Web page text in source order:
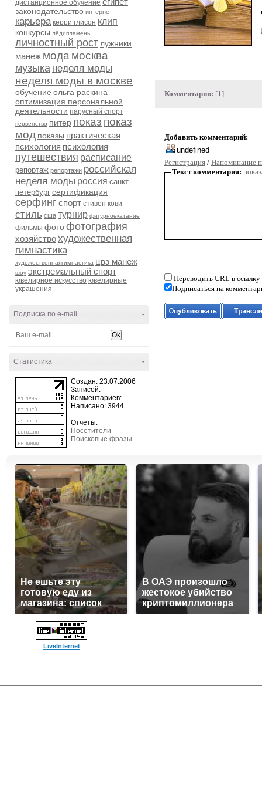
дистанционное обучение
законодательство интернет
карьера керри глисон клип
конкурсы лёдипламень
личностный рост лужники
манеж мода москва
музыка неделя моды
неделя моды в москве
обучение ольга раскина
оптимизация персональной
деятельности парусный спорт
первенство питер показ показ
мод показы практическая
психология психология
путешествия расписание
репортаж репортажи российская
неделя моды россия санкт-
петербург сертификация
серфинг спорт стивен кови
стиль сша турнир фигурноекатание
фильмы фотофотография
хозяйствохудожественная
гимнастика
художественнаягимнастика цвз манеж
шоу экстремальный спорт
ювелирное искусство ювелирные
украшения
-
Подписка по e-mail
-
Статистика
Создан: 23.07.2006
Записей:
Комментариев:
Написано: 3944
Отчеты:
Посетители
Поисковые фразы
Комментарии: [1]
Добавить комментарий:
Регистрация / Напоминание
Текст комментария:
Переводить URL в ссылку
Подписаться на
Не ешьте эту
готовую еду из
магазина: список
В ОАЭ произошло
жестокое убийство
криптомиллионера
LiveInternet